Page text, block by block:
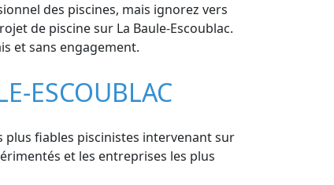
des piscines, mais ignorez vers
de piscine sur La Baule-Escoublac.
et sans engagement.
ESCOUBLAC
fiables piscinistes intervenant sur
et les entreprises les plus